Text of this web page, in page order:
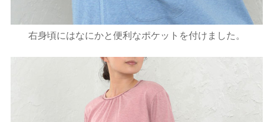
右身頃にはなにかと便利なポケットを付けました。